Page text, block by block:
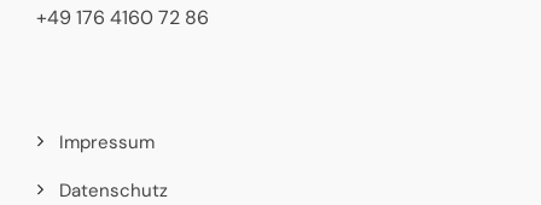
+49 176 4160 72 86
Impressum
Datenschutz